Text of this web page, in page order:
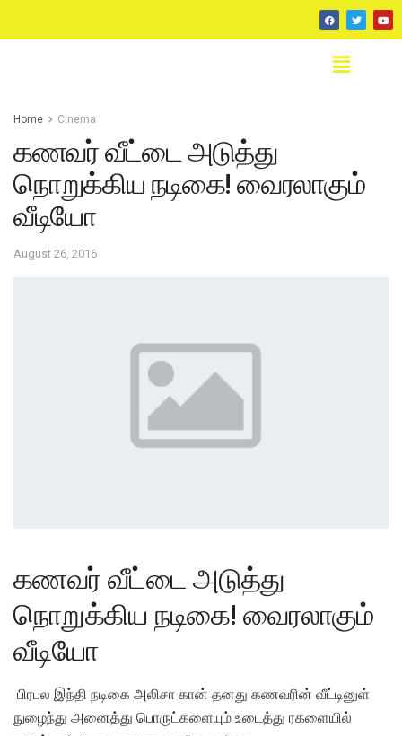
Home Cinema
கணவர் வீட்டை அடுத்து
நொறுக்கிய நடிகை! வைரலாகும்
வீடியோ
August 26, 2016
கணவர் வீட்டை அடுத்து
நொறுக்கிய நடிகை! வைரலாகும்
வீடியோ
பிரபல இந்தி நடிகை அலிசா கான் தனது கணவரின் வீட்டினுள்
நுழைந்து அனைத்து பொருட்களையும் உடைத்து ரகளையில்